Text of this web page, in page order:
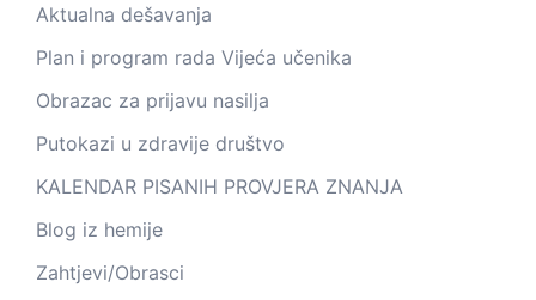
Aktualna dešavanja
Plan i program rada Vijeća učenika
Obrazac za prijavu nasilja
Putokazi u zdravije društvo
KALENDAR PISANIH PROVJERA ZNANJA
Blog iz hemije
Zahtjevi/Obrasci